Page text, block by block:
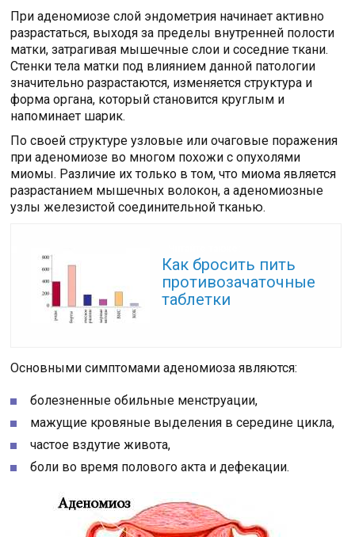
При аденомиозе слой эндометрия начинает активно
разрастаться, выходя за пределы внутренней полости
матки, затрагивая мышечные слои и соседние ткани.
Стенки тела матки под влиянием данной патологии
значительно разрастаются, изменяется структура и
форма органа, который становится круглым и
напоминает шарик.
По своей структуре узловые или очаговые поражения
при аденомиозе во многом похожи с опухолями
миомы. Различие их только в том, что миома является
разрастанием мышечных волокон, а аденомиозные
узлы железистой соединительной тканью.
Как бросить пить
противозачаточные
таблетки
Основными симптомами аденомиоза являются:
болезненные обильные менструации,
мажущие кровяные выделения в середине цикла,
частое вздутие живота,
боли во время полового акта и дефекации.